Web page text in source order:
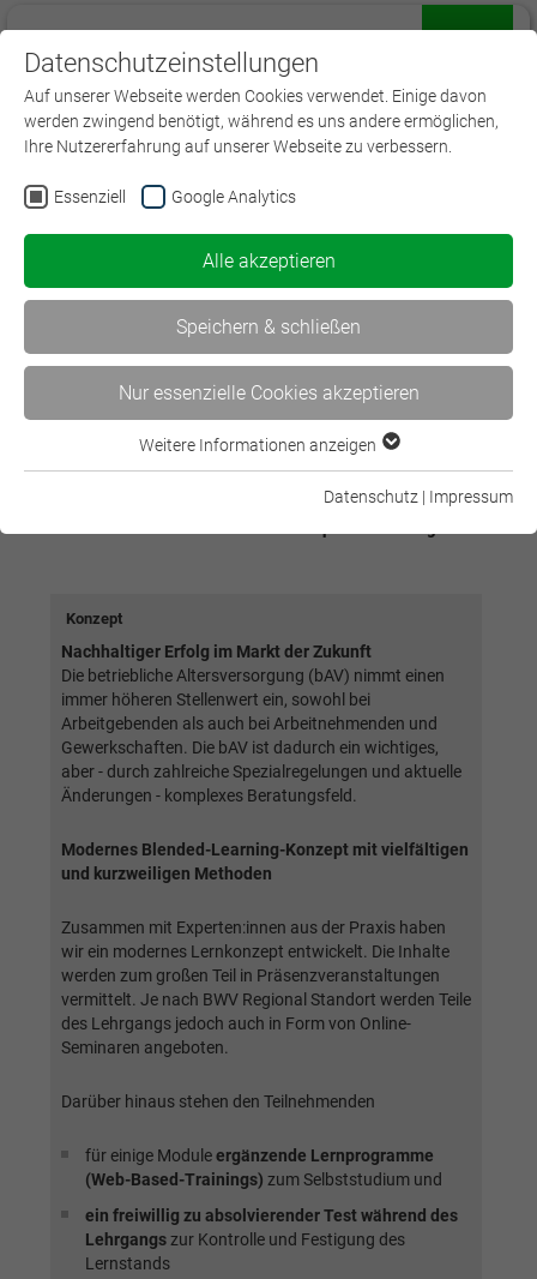
Spezialist/-in Betriebliche Altersversorgung (DVA)
Konzept
Nachhaltiger Erfolg im Markt der Zukunft
Die betriebliche Altersversorgung (bAV) nimmt einen
immer höheren Stellenwert ein, sowohl bei
Arbeitgebenden als auch bei Arbeitnehmenden und
Gewerkschaften. Die bAV ist dadurch ein wichtiges,
aber - durch zahlreiche Spezialregelungen und aktuelle
Änderungen - komplexes Beratungsfeld.
Modernes Blended-Learning-Konzept mit vielfältigen
und kurzweiligen Methoden
Zusammen mit Experten:innen aus der Praxis haben
wir ein modernes Lernkonzept entwickelt. Die Inhalte
werden zum großen Teil in Präsenzveranstaltungen
vermittelt. Je nach BWV Regional Standort werden Teile
des Lehrgangs jedoch auch in Form von Online-
Seminaren angeboten.
Darüber hinaus stehen den Teilnehmenden
für einige Moduleergänzende Lernprogramme
(Web-Based-Trainings) zum Selbststudium und
ein freiwillig zu absolvierender Test während des
Lehrgangszur Kontrolle und Festigung des
Lernstands
Datenschutzeinstellungen
Auf unserer Webseite werden Cookies verwendet. Einige davon
werden zwingend benötigt, während es uns andere ermöglichen,
Ihre Nutzererfahrung auf unserer Webseite zu verbessern.
Essenziell Google Analytics
Alle akzeptieren
Speichern & schließen
Nur essenzielle Cookies akzeptieren
Essenzielle Cookies werden für grundlegende Funktionen der
Webseite einwandfrei funktioniert.
Anbieter BWV Südwest
Laufzeit 1 Jahr
Zweck
Dieses Cookie wird verwendet, um Ihre
Cookie-Einstellungen für diese Website zu
speichern.
Name SgCookieOptin.lastPreferences
Anbieter BWV Südwest
Laufzeit 1 Jahr
Zweck
Dieser Wert speichert Ihre Consent-
Einstellungen. Unter anderem eine zufällig
Speicherung Ihrer vorgenommen
dies eingestellt hat.
Name fe_typo3_user
Google Analytics
Name _ga
Anbieter Google Analytics
Registriert eine eindeutige ID, die verwendet
Besucher die Website nutzt, zu generieren.
Name _ga_#
Anbieter Google Analytics
Laufzeit 2 Jahre
Zweck
Sammelt Daten dazu, wie oft ein Benutzer
eine Website besucht hat, sowie Daten für
Analytics verwendet.
Cookie-Informationen anzeigen
Weitere Informationen anzeigen
Datenschutz | Impressum